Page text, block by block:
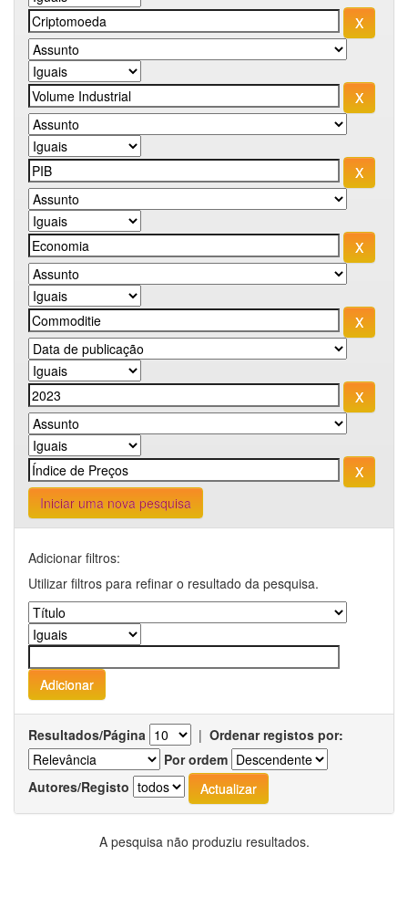
Iniciar uma nova pesquisa
Adicionar filtros:
Utilizar filtros para refinar o resultado da pesquisa.
Resultados/Página | Ordenar registos por:
Por ordem
Autores/Registo
A pesquisa não produziu resultados.